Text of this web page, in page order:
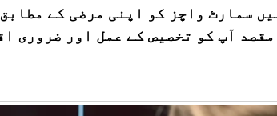
آپ کو تخصیص کے عمل اور ضروری